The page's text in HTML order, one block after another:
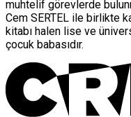
muhtelif görevlerde
Cem SERTEL ile birlikte
kitabı halen lise ve
çocuk babasıdır.